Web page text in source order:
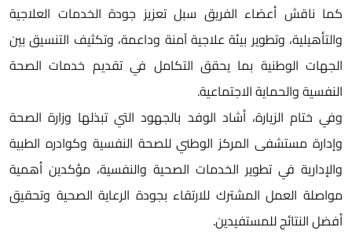
كما ناقش أعضاء الفريق سبل تعزيز جودة الخدمات العلاجية
والتأهيلية، وتطوير بيئة علاجية آمنة وداعمة، وتكثيف التنسيق بين
الجهات الوطنية بما يحقق التكامل في تقديم خدمات الصحة
النفسية والحماية الاجتماعية.
وفي ختام الزيارة، أشاد الوفد بالجهود التي تبذلها وزارة الصحة
وإدارة مستشفى المركز الوطني للصحة النفسية وكوادره الطبية
والإدارية في تطوير الخدمات الصحية والنفسية، مؤكدين أهمية
مواصلة العمل المشترك للارتقاء بجودة الرعاية الصحية وتحقيق
أفضل النتائج للمستفيدين.